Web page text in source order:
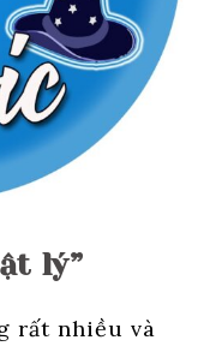
lý”
rất nhiều và